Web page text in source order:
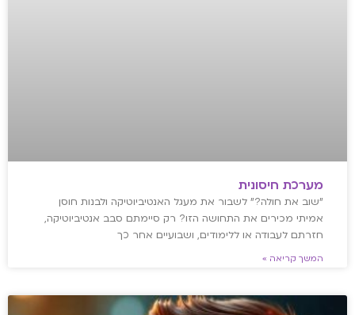
מערכת חיסונית
"שוב את חולה?" לשבור את מעגל האנטיביוטיקה ולבנות חוסן
אמיתי מכירים את התחושה הזו? רק סיימתם סבב אנטיביוטיקה,
חזרתם לעבודה או ללימודים, ושבועיים אחר כך
המשך קריאה »